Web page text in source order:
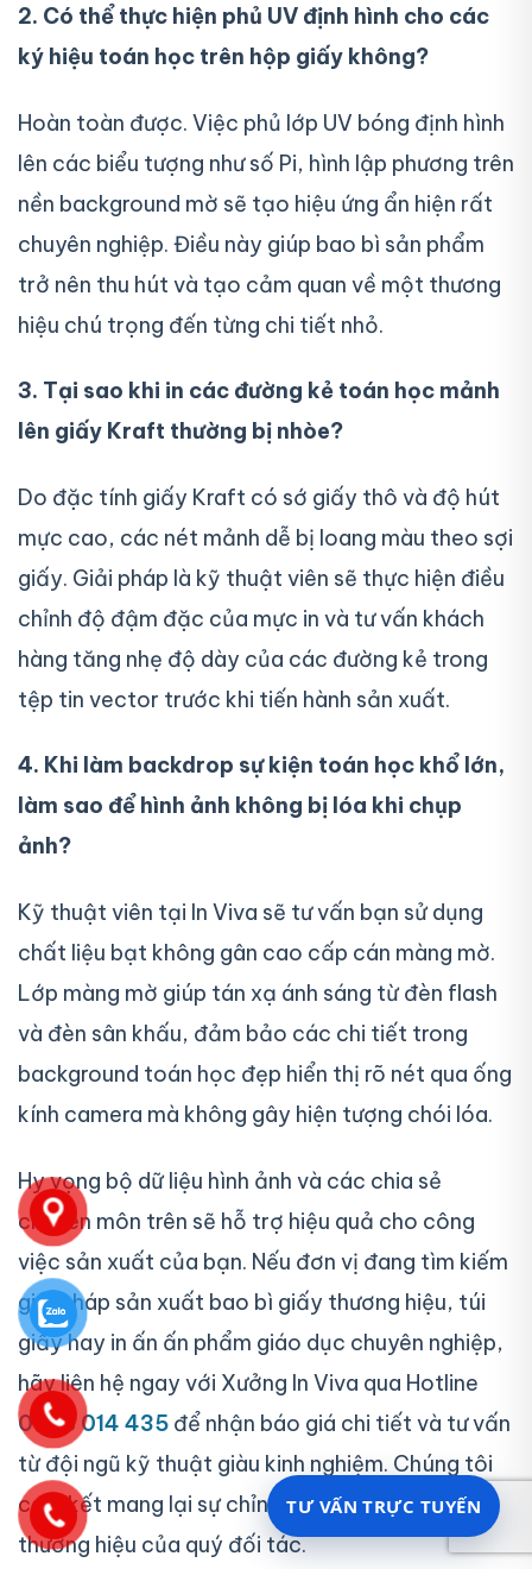
2. Có thể thực hiện phủ UV định hình cho các
ký hiệu toán học trên hộp giấy không?
Hoàn toàn được. Việc phủ lớp UV bóng định hình
lên các biểu tượng như số Pi, hình lập phương trên
nền background mờ sẽ tạo hiệu ứng ẩn hiện rất
chuyên nghiệp. Điều này giúp bao bì sản phẩm
trở nên thu hút và tạo cảm quan về một thương
hiệu chú trọng đến từng chi tiết nhỏ.
3. Tại sao khi in các đường kẻ toán học mảnh
lên giấy Kraft thường bị nhòe?
Do đặc tính giấy Kraft có sớ giấy thô và độ hút
mực cao, các nét mảnh dễ bị loang màu theo sợi
giấy. Giải pháp là kỹ thuật viên sẽ thực hiện điều
chỉnh độ đậm đặc của mực in và tư vấn khách
hàng tăng nhẹ độ dày của các đường kẻ trong
tệp tin vector trước khi tiến hành sản xuất.
4. Khi làm backdrop sự kiện toán học khổ lớn,
làm sao để hình ảnh không bị lóa khi chụp
ảnh?
Kỹ thuật viên tại In Viva sẽ tư vấn bạn sử dụng
chất liệu bạt không gân cao cấp cán màng mờ.
Lớp màng mờ giúp tán xạ ánh sáng từ đèn flash
và đèn sân khấu, đảm bảo các chi tiết trong
background toán học đẹp hiển thị rõ nét qua ống
kính camera mà không gây hiện tượng chói lóa.
Hy vọng bộ dữ liệu hình ảnh và các chia sẻ
chuyên môn trên sẽ hỗ trợ hiệu quả cho công
việc sản xuất của bạn. Nếu đơn vị đang tìm kiếm
giải pháp sản xuất bao bì giấy thương hiệu, túi
giấy hay in ấn ấn phẩm giáo dục chuyên nghiệp,
hãy liên hệ ngay với Xưởng In Viva qua Hotline
0938 014 435 để nhận báo giá chi tiết và tư vấn
từ đội ngũ kỹ thuật giàu kinh nghiệm. Chúng tôi
cam kết mang lại sự chỉn chu cho từng sản phẩm
thương hiệu của quý đối tác.
TƯ VẤN TRỰC TUYẾN